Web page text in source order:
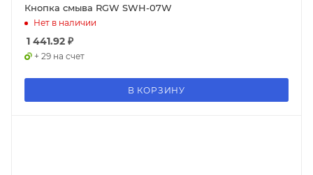
Кнопка смыва RGW SWH-07W
Нет в наличии
1 441.92 ₽
+ 29 на счет
В КОРЗИНУ